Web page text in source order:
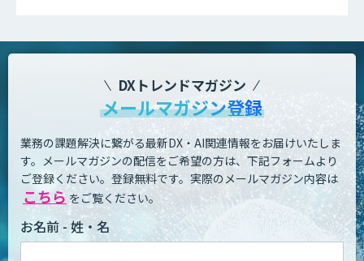
DXトレンドマガジン
メールマガジン登録
業務の課題解決に繋がる最新DX・AI関連情報をお届けいたしま
す。 メールマガジンの配信をご希望の方は、下記フォームより
ご登録ください。登録無料です。 実際のメールマガジン内容は
こちら をご覧ください。
お名前 - 姓・名